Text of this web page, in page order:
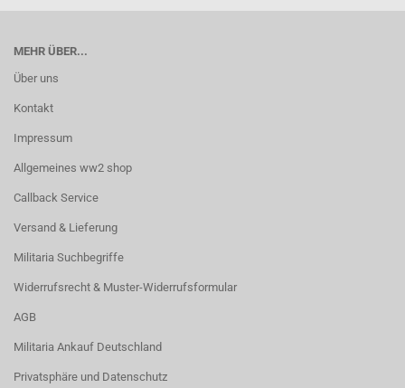
MEHR ÜBER...
Über uns
Kontakt
Impressum
Allgemeines ww2 shop
Callback Service
Versand & Lieferung
Militaria Suchbegriffe
Widerrufsrecht & Muster-Widerrufsformular
AGB
Militaria Ankauf Deutschland
Privatsphäre und Datenschutz